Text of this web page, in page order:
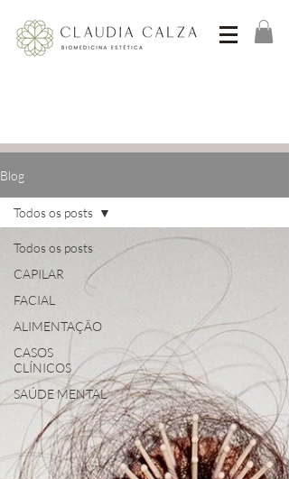
Blog
Todos os posts
CAPILAR
FACIAL
ALIMENTAÇÃO
CASOS
CLÍNICOS
SAÚDE MENTAL
Todos os posts